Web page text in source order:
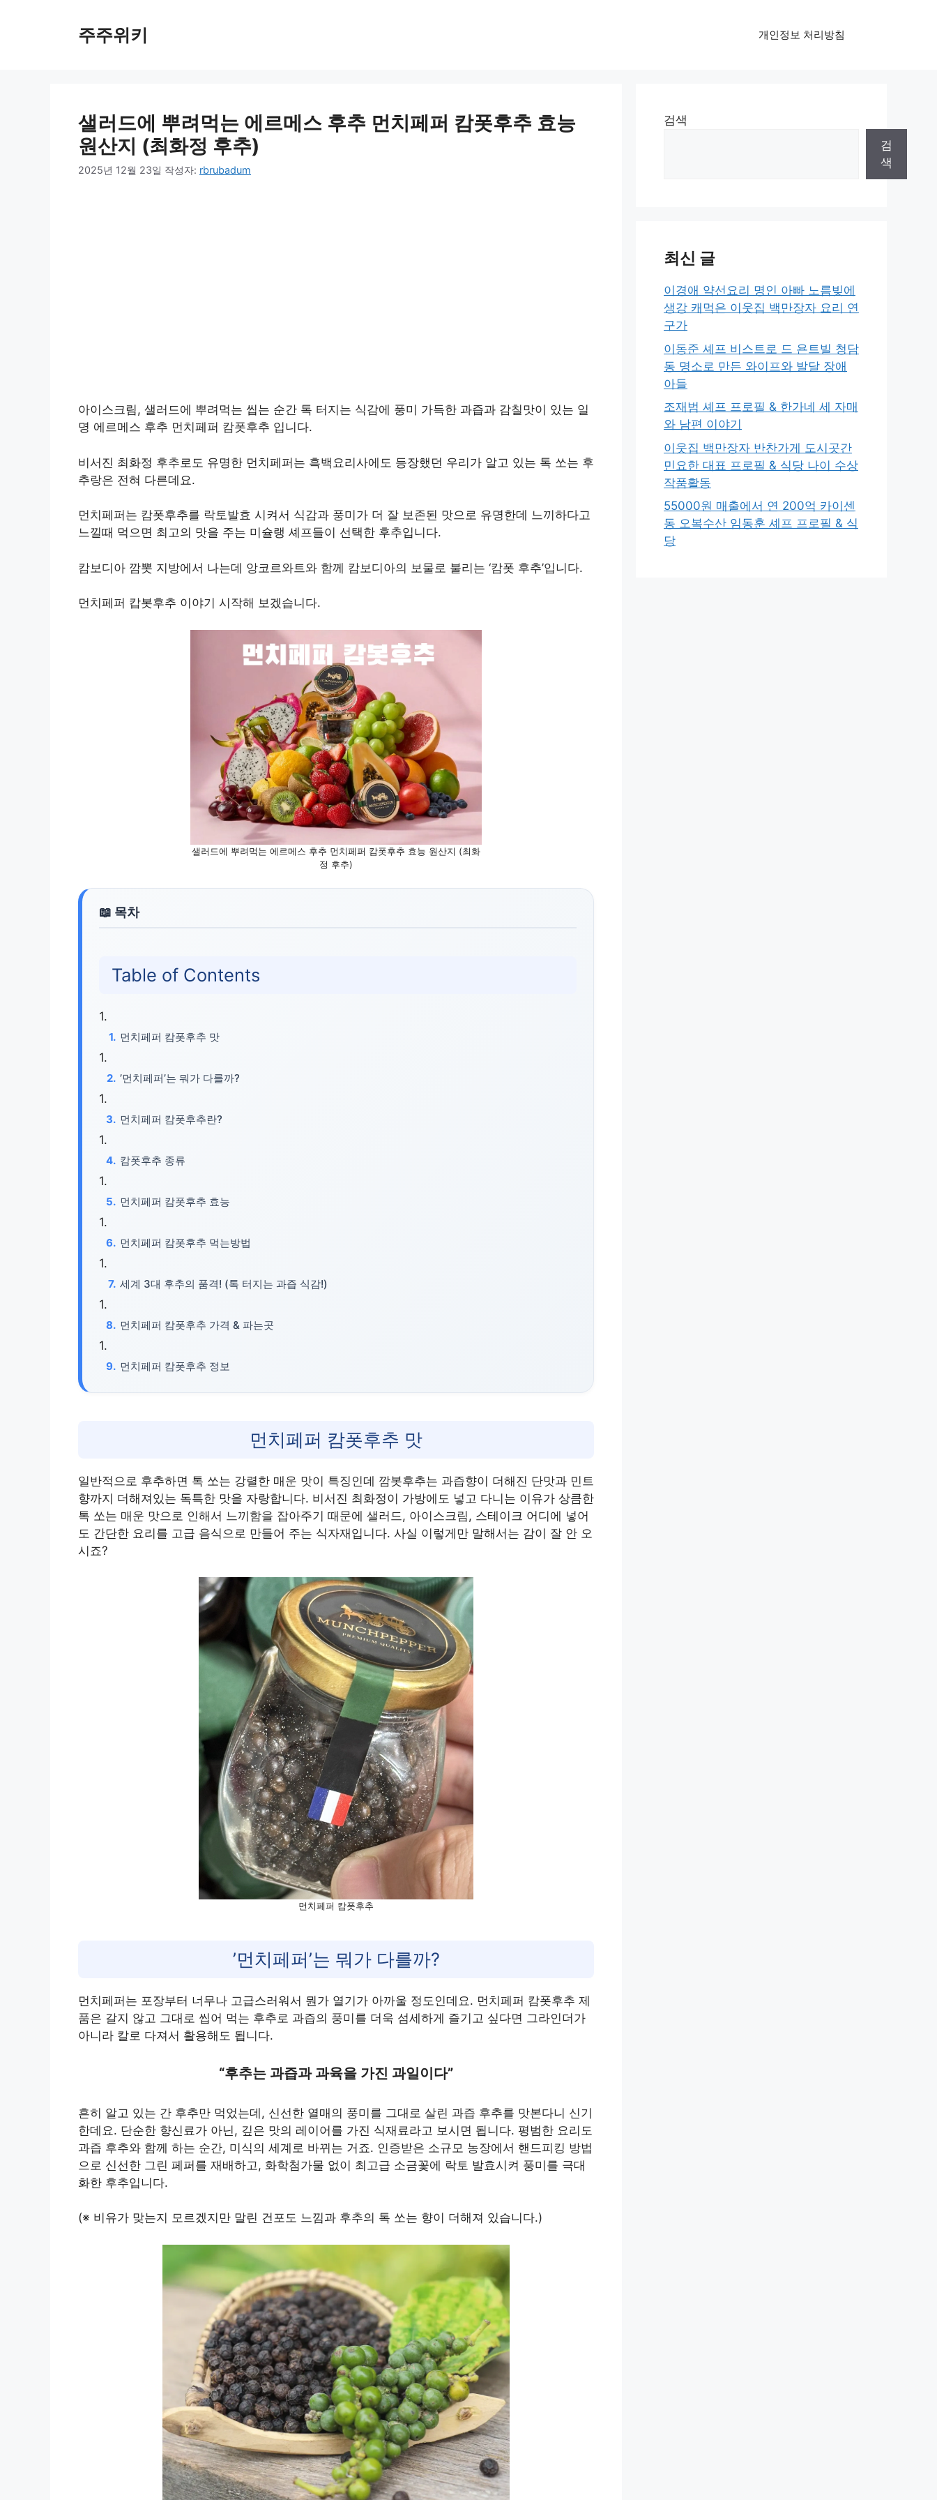
주주위키 개인정보 처리방침
샐러드에 뿌려먹는 에르메스 후추 먼치페퍼 캄폿후추 효능
원산지 (최화정 후추)
2025년 12월 23일 작성자: rbrubadum
아이스크림, 샐러드에 뿌려먹는 씹는 순간 톡 터지는 식감에 풍미 가득한 과즙과 감칠맛이 있는 일
명 에르메스 후추 먼치페퍼 캄폿후추 입니다.
비서진 최화정 후추로도 유명한 먼치페퍼는 흑백요리사에도 등장했던 우리가 알고 있는 톡 쏘는 후
추랑은 전혀 다른데요.
먼치페퍼는 캄폿후추를 락토발효 시켜서 식감과 풍미가 더 잘 보존된 맛으로 유명한데 느끼하다고
느낄때 먹으면 최고의 맛을 주는 미슐랭 셰프들이 선택한 후추입니다.
캄보디아 깜뽓 지방에서 나는데 앙코르와트와 함께 캄보디아의 보물로 불리는 ‘캄폿 후추’입니다.
먼치페퍼 캅봇후추 이야기 시작해 보겠습니다.
샐러드에 뿌려먹는 에르메스 후추 먼치페퍼 캄폿후추 효능 원산지 (최화
정 후추)
Table of Contents
먼치페퍼 캄폿후추 맛
​’먼치페퍼’는 뭐가 다를까?
먼치페퍼 캄폿후추란?
캄폿후추 종류
먼치페퍼 캄폿후추 효능
먼치페퍼 캄폿후추 먹는방법
세계 3대 후추의 품격! (톡 터지는 과즙 식감!)
먼치페퍼 캄폿후추 가격 & 파는곳
먼치페퍼 캄폿후추 정보
먼치페퍼 캄폿후추 맛
일반적으로 후추하면 톡 쏘는 강렬한 매운 맛이 특징인데 깜봇후추는 과즙향이 더해진 단맛과 민트
향까지 더해져있는 독특한 맛을 자랑합니다. 비서진 최화정이 가방에도 넣고 다니는 이유가 상큼한
톡 쏘는 매운 맛으로 인해서 느끼함을 잡아주기 때문에 샐러드, 아이스크림, 스테이크 어디에 넣어
도 간단한 요리를 고급 음식으로 만들어 주는 식자재입니다. 사실 이렇게만 말해서는 감이 잘 안 오
시죠?
먼치페퍼 캄폿후추
​’먼치페퍼’는 뭐가 다를까?
먼치페퍼는 포장부터 너무나 고급스러워서 뭔가 열기가 아까울 정도인데요. 먼치페퍼 캄폿후추 제
품은 갈지 않고 그대로 씹어 먹는 후추로 과즙의 풍미를 더욱 섬세하게 즐기고 싶다면 그라인더가
아니라 칼로 다져서 활용해도 됩니다.
“후추는 과즙과 과육을 가진 과일이다”
흔히 알고 있는 간 후추만 먹었는데, 신선한 열매의 풍미를 그대로 살린 과즙 후추를 맛본다니 신기
한데요. 단순한 향신료가 아닌, 깊은 맛의 레이어를 가진 식재료라고 보시면 됩니다. 평범한 요리도
과즙 후추와 함께 하는 순간, 미식의 세계로 바뀌는 거죠. 인증받은 소규모 농장에서 핸드피킹 방법
으로 신선한 그린 페퍼를 재배하고, 화학첨가물 없이 최고급 소금꽃에 락토 발효시켜 풍미를 극대
화한 후추입니다.
(※ 비유가 맞는지 모르겠지만 말린 건포도 느낌과 후추의 톡 쏘는 향이 더해져 있습니다.)
검색
검
색
최신 글
이경애 약선요리 명인 아빠 노름빚에
생강 캐먹은 이웃집 백만장자 요리 연
구가
이동준 셰프 비스트로 드 욘트빌 청담
동 명소로 만든 와이프와 발달 장애
아들
조재범 셰프 프로필 & 한가네 세 자매
와 남편 이야기
이웃집 백만장자 반찬가게 도시곳간
민요한 대표 프로필 & 식당 나이 수상
작품활동
55000원 매출에서 연 200억 카이센
동 오복수산 임동훈 셰프 프로필 & 식
당